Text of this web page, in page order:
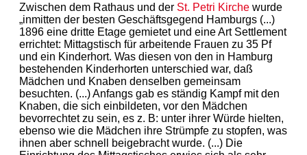
Zwischen dem Rathaus und der St. Petri Kirche wurde
„inmitten der besten Geschäftsgegend Hamburgs (...)
1896 eine dritte Etage gemietet und eine Art Settlement
errichtet: Mittagstisch für arbeitende Frauen zu 35 Pf
und ein Kinderhort. Was diesen von den in Hamburg
bestehenden Kinderhorten unterschied war, daß
Mädchen und Knaben denselben gemeinsam
besuchten. (...) Anfangs gab es ständig Kampf mit den
Knaben, die sich einbildeten, vor den Mädchen
bevorrechtet zu sein, es z. B: unter ihrer Würde hielten,
ebenso wie die Mädchen ihre Strümpfe zu stopfen, was
ihnen aber schnell beigebracht wurde. (...) Die